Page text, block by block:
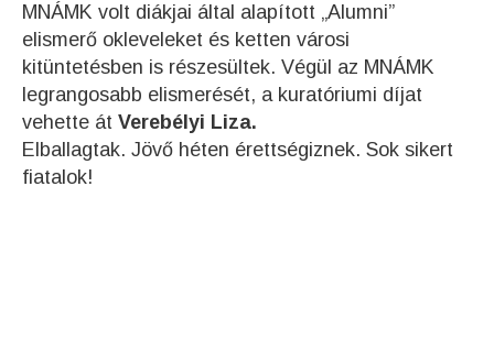
MNÁMK volt diákjai által alapított „Alumni”
elismerő okleveleket és ketten városi
kitüntetésben is részesültek. Végül az MNÁMK
legrangosabb elismerését, a kuratóriumi díjat
vehette át Verebélyi Liza.
Elballagtak. Jövő héten érettségiznek. Sok sikert
fiatalok!